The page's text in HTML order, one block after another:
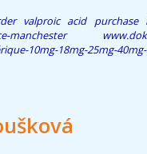
valproic acid purchase
manchester
10mg-18mg-25mg-